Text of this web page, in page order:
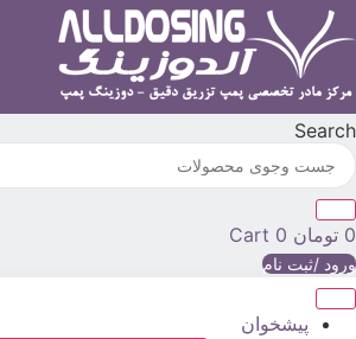
Search
0 تومان 0
Cart
ورود /ثبت نام
پیشخوان